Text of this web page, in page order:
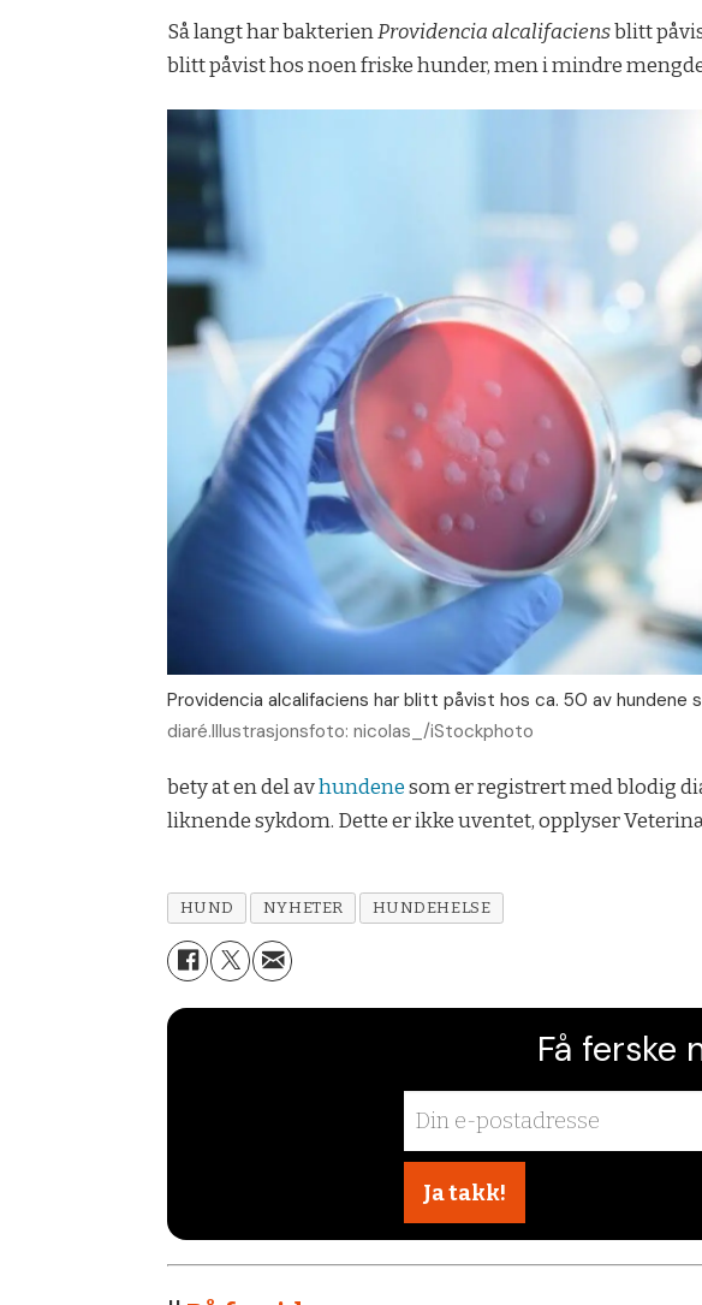
Så langt har bakterienProvidencia alcalifaciensblitt
blitt påvist hos noen friske hunder, men i mindre
Providencia alcalifaciens har blitt påvist hos ca. 50 av hundene
diaré.Illustrasjonsfoto: nicolas_/iStockphoto
bety at en del avhundenesom er registrert med blodig
liknende sykdom. Dette er ikke uventet, opplyser
HUND NYHETER HUNDEHELSE
Få ferske